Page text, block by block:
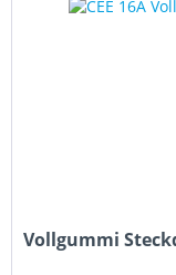
Vollgummi